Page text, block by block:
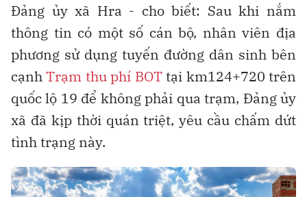
Đảng ủy xã Hra - cho biết: Sau khi nắm
thông tin có một số cán bộ, nhân viên địa
phương sử dụng tuyến đường dân sinh bên
cạnhTrạm thu phí BOTtại km124+720 trên
quốc lộ 19 để không phải qua trạm, Đảng ủy
xã đã kịp thời quán triệt, yêu cầu chấm dứt
tình trạng này.